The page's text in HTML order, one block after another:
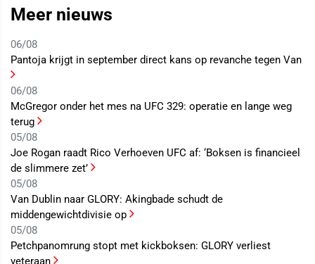
Meer nieuws
06/08
Pantoja krijgt in september direct kans op revanche tegen Van
06/08
McGregor onder het mes na UFC 329: operatie en lange weg
terug
05/08
Joe Rogan raadt Rico Verhoeven UFC af: ‘Boksen is financieel
de slimmere zet’
05/08
Van Dublin naar GLORY: Akingbade schudt de
middengewichtdivisie op
05/08
Petchpanomrung stopt met kickboksen: GLORY verliest
veteraan